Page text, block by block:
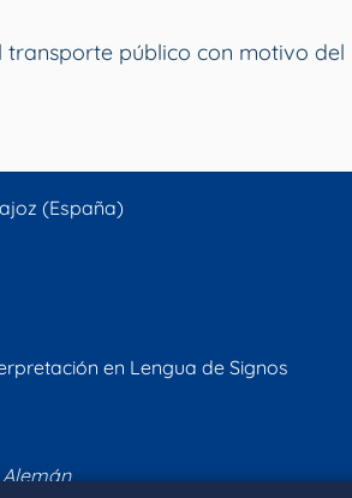
público con motivo
(España)
en Lengua de Signos
Alemán